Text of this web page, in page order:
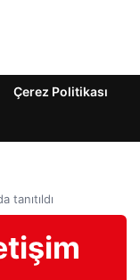
Çerez Politikası
tanıtıldı